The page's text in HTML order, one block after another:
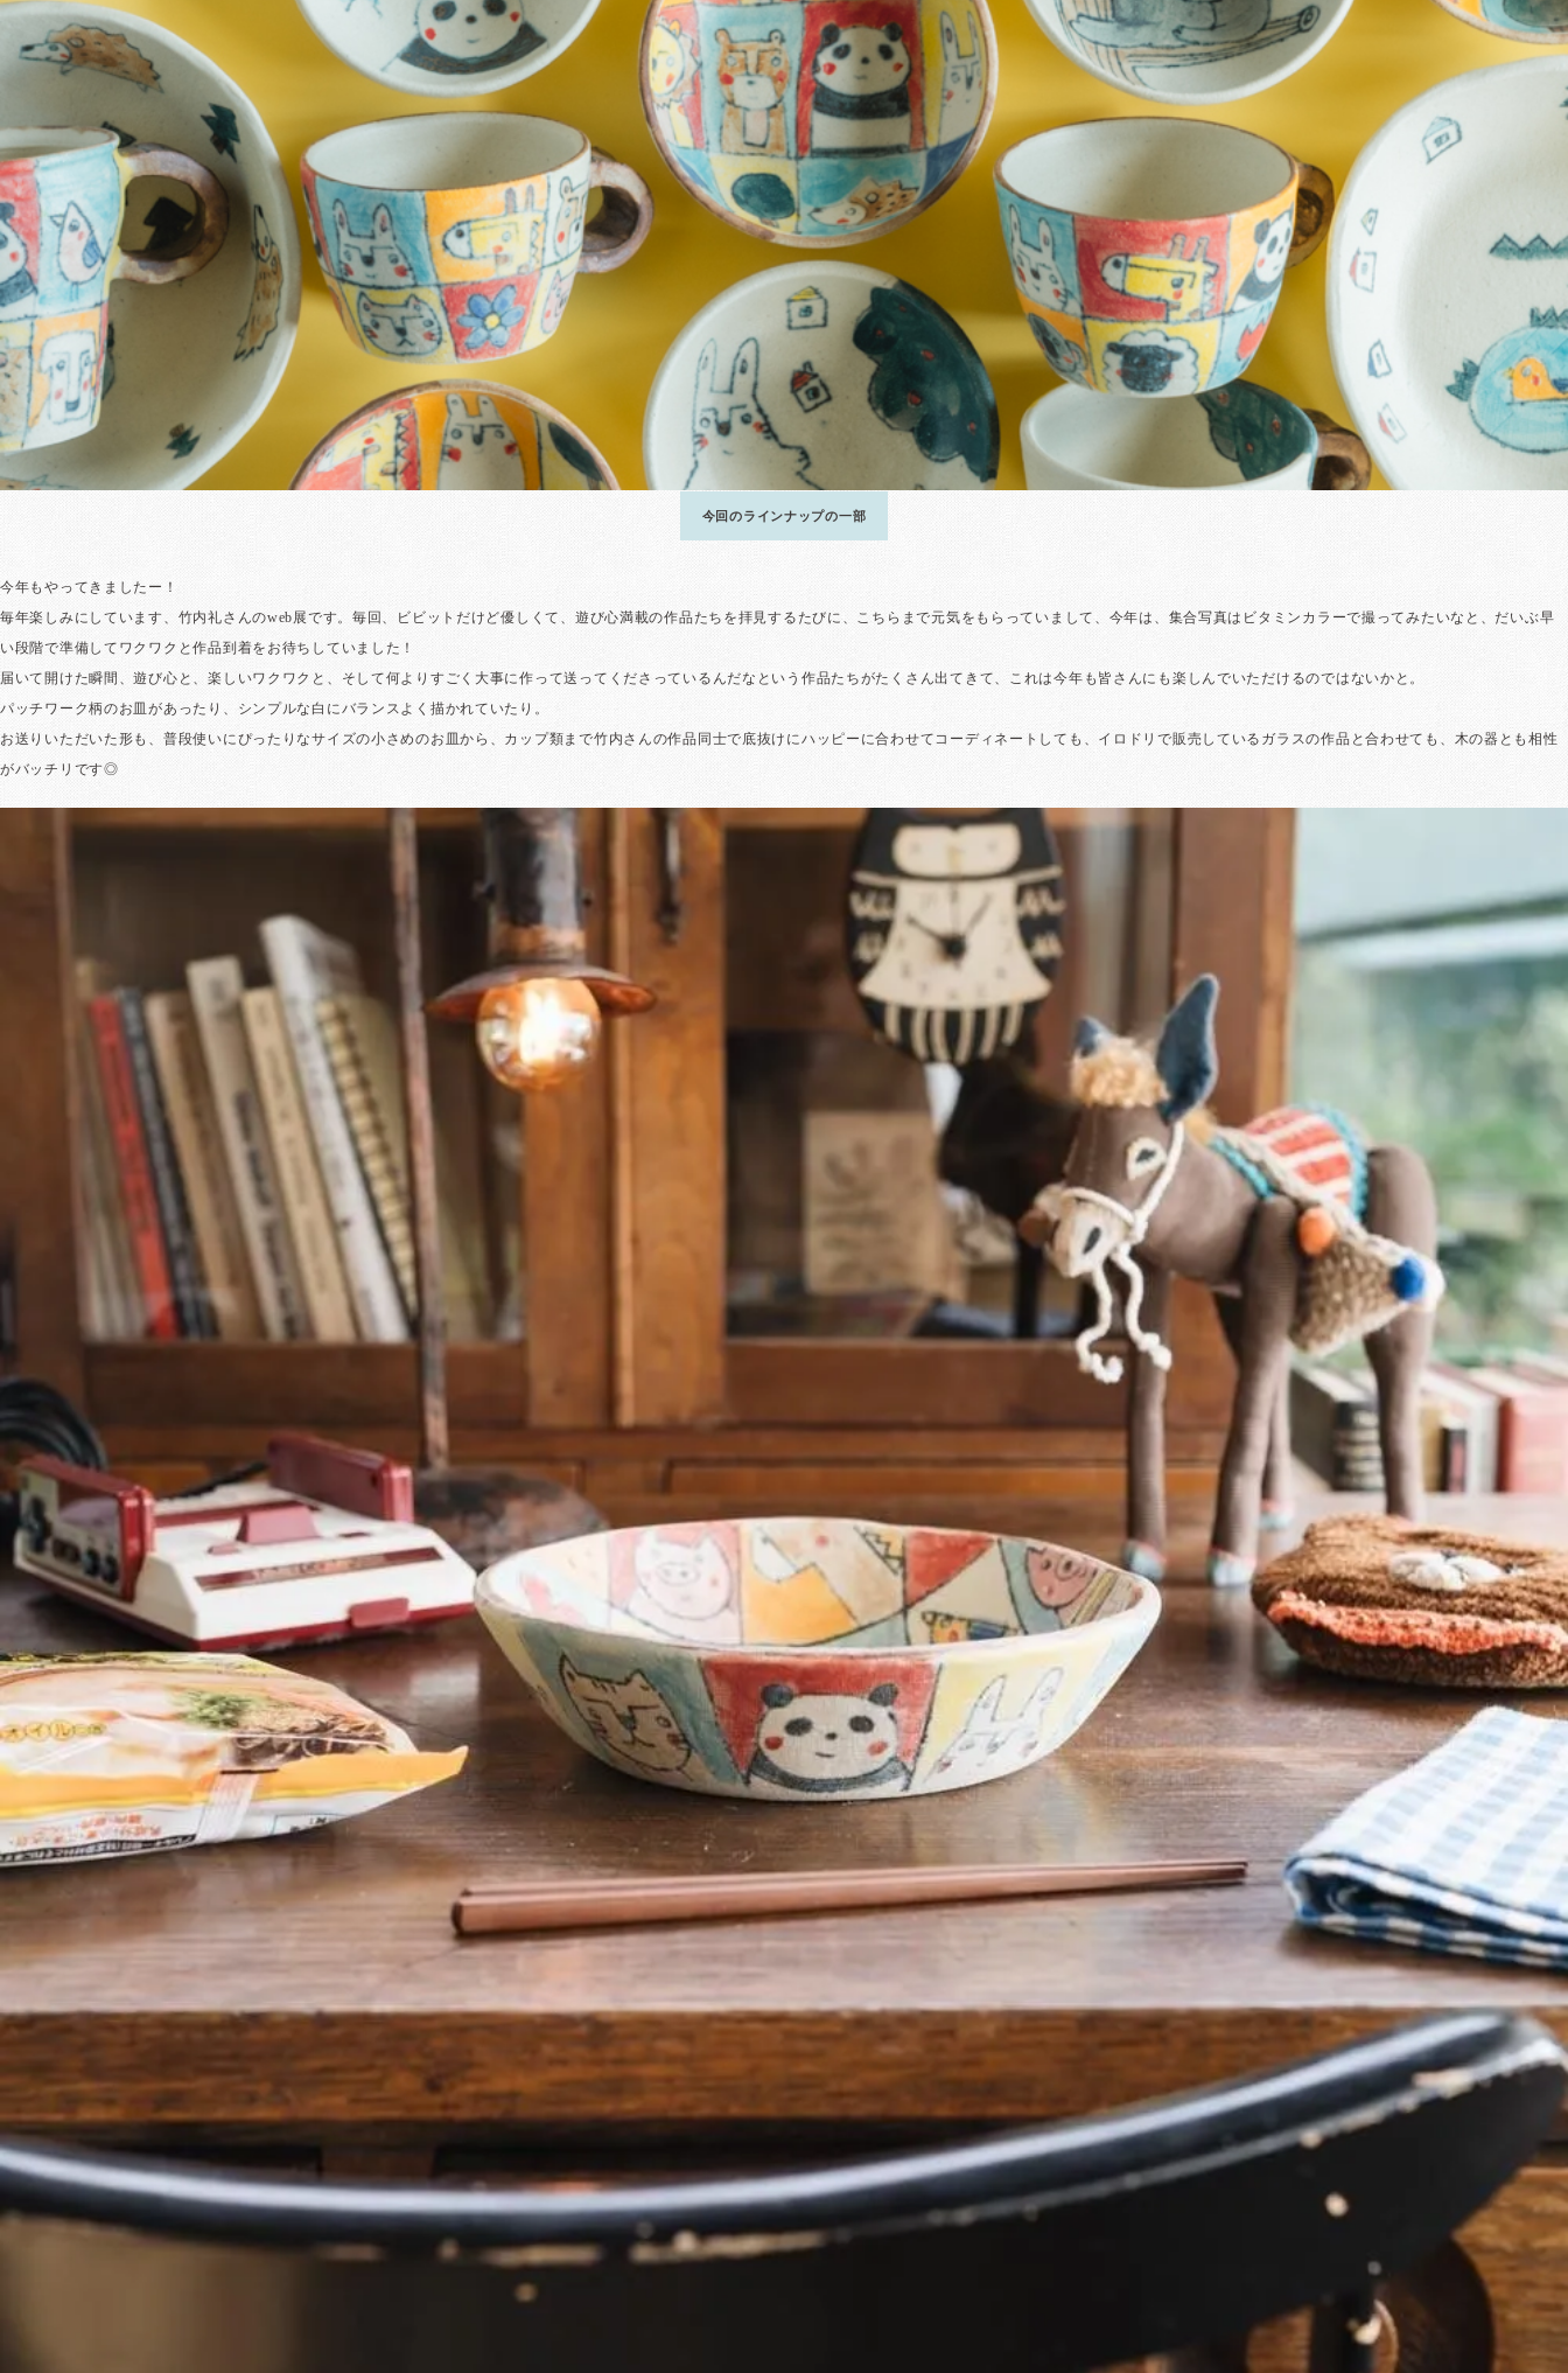
今回のラインナップの一部
今年もやってきましたー！
毎年楽しみにしています、竹内礼さんのweb展です。毎回、ビビットだけど優しくて、遊び心満載の作品たちを拝見するたびに、こちらまで元気をもらっていまして、今年は、集合写真はビタミンカラーで撮ってみたいなと、だいぶ早
い段階で準備してワクワクと作品到着をお待ちしていました！
届いて開けた瞬間、遊び心と、楽しいワクワクと、そして何よりすごく大事に作って送ってくださっているんだなという作品たちがたくさん出てきて、これは今年も皆さんにも楽しんでいただけるのではないかと。
パッチワーク柄のお皿があったり、シンプルな白にバランスよく描かれていたり。
お送りいただいた形も、普段使いにぴったりなサイズの小さめのお皿から、カップ類まで竹内さんの作品同士で底抜けにハッピーに合わせてコーディネートしても、イロドリで販売しているガラスの作品と合わせても、木の器とも相性
がバッチリです◎